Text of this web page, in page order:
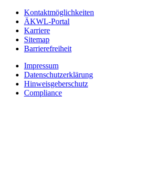
Kontaktmöglichkeiten
ÄKWL-Portal
Karriere
Sitemap
Barrierefreiheit
Impressum
Datenschutzerklärung
Hinweisgeberschutz
Compliance